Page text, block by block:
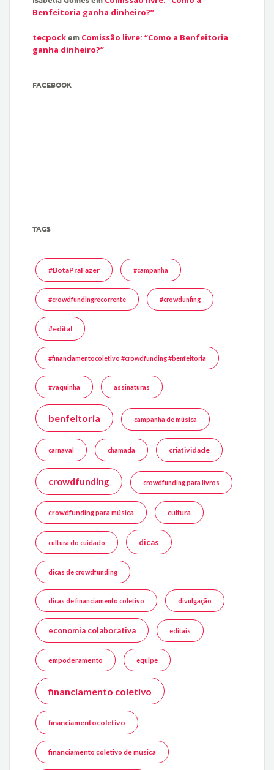
Benfeitoria ganha dinheiro?”
tecpockem Comissão livre: “Como a Benfeitoria
ganha dinheiro?”
FACEBOOK
TAGS
#BotaPraFazer #campanha
#crowdfundingrecorrente #crowdunfing
#edital
#financiamentocoletivo #crowdfunding #benfeitoria
#vaquinha assinaturas
benfeitoria campanha de música
carnaval chamada criatividade
crowdfunding crowdfunding para livros
crowdfunding para música cultura
cultura do cuidado dicas
dicas de crowdfunding
dicas de financiamento coletivo divulgação
economia colaborativa editais
empoderamento equipe
financiamento coletivo
financiamentocoletivo
financiamento coletivo de música